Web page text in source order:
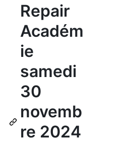
Repair
Académ
ie
samedi
30
novemb
re 2024